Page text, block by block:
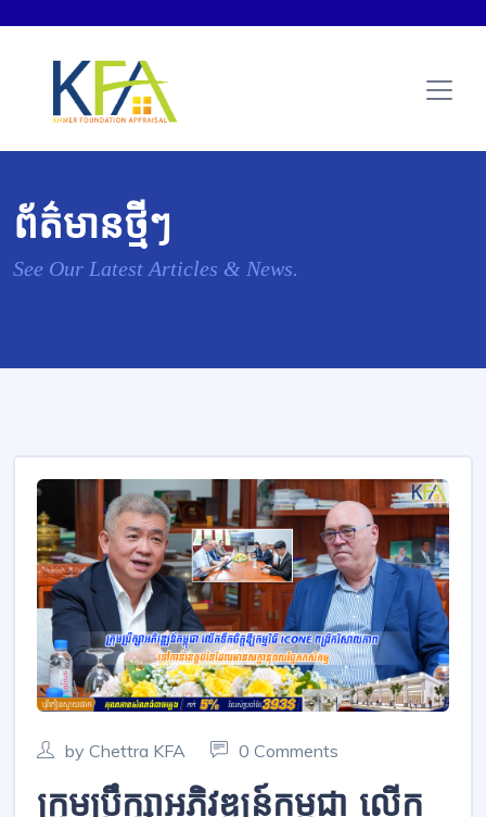
ព័ត៌មានថ្មីៗ
See Our Latest Articles & News.
by Chettra KFA 0 Comments
ក្រុមប្រឹក្សាអភិវឌ្ឍន៍កម្ពុជា លើក